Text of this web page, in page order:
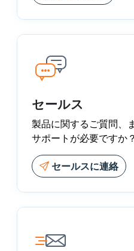
セールス
製品に関するご質問、
サポートが必要ですか？
セールスに連絡